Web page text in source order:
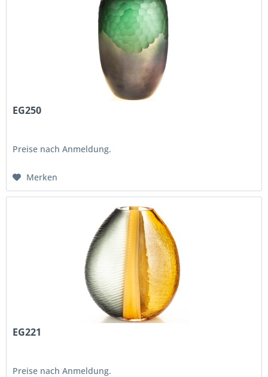
EG250
Preise nach Anmeldung.
Merken
EG221
Preise nach Anmeldung.